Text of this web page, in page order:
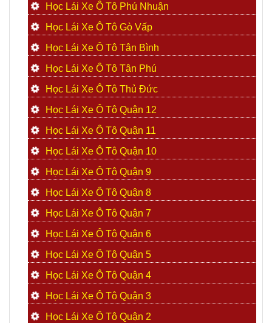
Học Lái Xe Ô Tô Phú Nhuận
Học Lái Xe Ô Tô Gò Vấp
Học Lái Xe Ô Tô Tân Bình
Học Lái Xe Ô Tô Tân Phú
Học Lái Xe Ô Tô Thủ Đức
Học Lái Xe Ô Tô Quận 12
Học Lái Xe Ô Tô Quận 11
Học Lái Xe Ô Tô Quận 10
Học Lái Xe Ô Tô Quận 9
Học Lái Xe Ô Tô Quận 8
Học Lái Xe Ô Tô Quận 7
Học Lái Xe Ô Tô Quận 6
Học Lái Xe Ô Tô Quận 5
Học Lái Xe Ô Tô Quận 4
Học Lái Xe Ô Tô Quận 3
Học Lái Xe Ô Tô Quận 2